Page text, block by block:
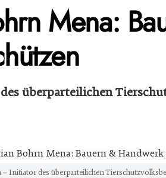
Mena:
überparteilichen
Initiator des überparteilichen